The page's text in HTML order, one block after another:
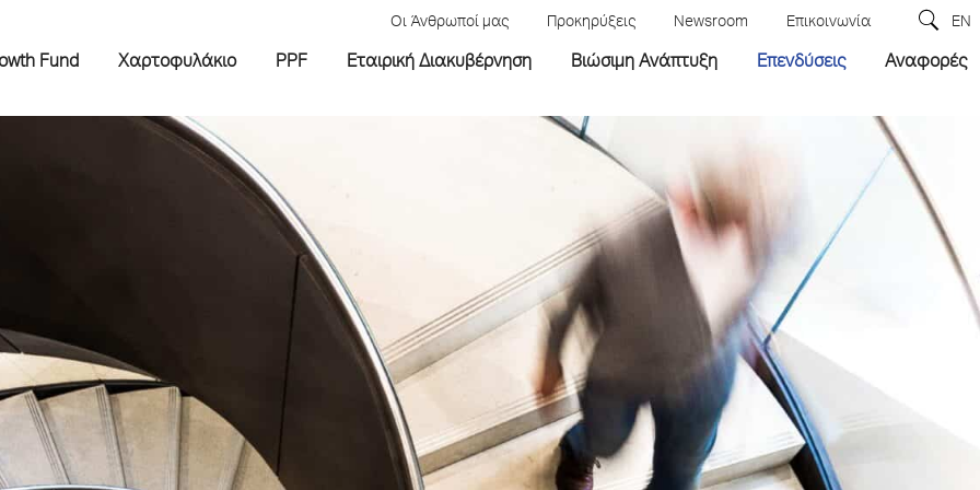
Οι Άνθρωποί μας Προκηρύξεις Newsroom Επικοινωνία EN
Fund Χαρτοφυλάκιο PPF Εταιρική Διακυβέρνηση Βιώσιμη Ανάπτυξη Επενδύσεις Αναφορές